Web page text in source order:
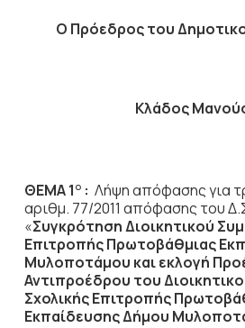
Ο Πρόεδρος του
Κλάδος
ΘΕΜΑ 1 Ο: Λήψη απόφασης για
αριθμ. 77/2011 απόφασης του
«Συγκρότηση Διοικητικού
Επιτροπής Πρωτοβάθμιας
Μυλοποτάμου και εκλογή
Αντιπροέδρου του
Σχολικής Επιτροπής
Εκπαίδευσης Δήμου